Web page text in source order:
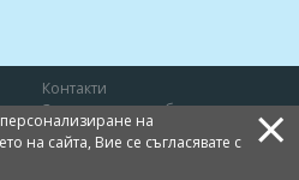
Контакти
Защита на потребителя
Бисквитки
на
на сайта, Вие се съгласявате с
×